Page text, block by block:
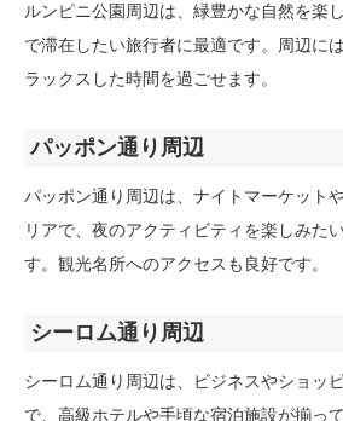
ルンピニ公園周辺は、緑豊かな自然を楽
で滞在したい旅行者に最適です。周辺に
ラックスした時間を過ごせます。
パッポン通り周辺
パッポン通り周辺は、ナイトマーケット
リアで、夜のアクティビティを楽しみた
す。観光名所へのアクセスも良好です。
シーロム通り周辺
シーロム通り周辺は、ビジネスやショッ
で、高級ホテルや手頃な宿泊施設が揃っ